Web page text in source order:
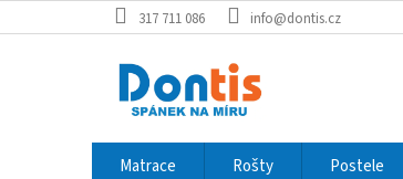
na
317 711 086 info@dontis.cz
Matrace Rošty Postele